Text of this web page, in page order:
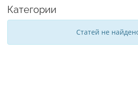
Категории
Статей не